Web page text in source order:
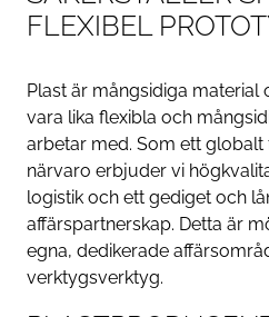
FLEXIBEL
Plast är mångsidiga material
vara lika flexibla och
arbetar med. Som ett
närvaro erbjuder vi
logistik och ett gediget och
affärspartnerskap. Detta är
egna, dedikerade
verktygsverktyg.